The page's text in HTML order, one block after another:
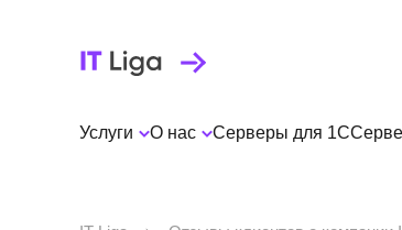
Услуги О нас Серверы для 1С